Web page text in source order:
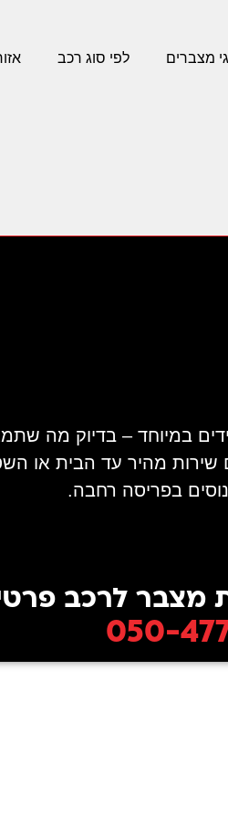
מצברים לפי סוג רכב
במיוחד – בדיוק מה
בפריסה רחבה.
מצבר לרכב
050-